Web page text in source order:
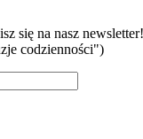
się na nasz
codzienności")